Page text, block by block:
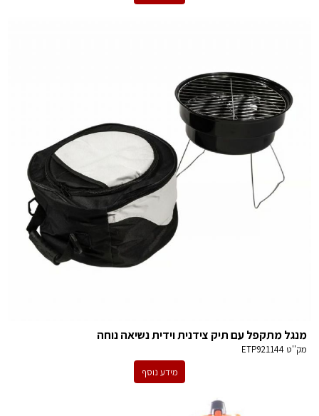
מנגל מתקפל עם תיק צידנית וידית נשיאה נוחה
מק''טETP921144
מידע נוסף